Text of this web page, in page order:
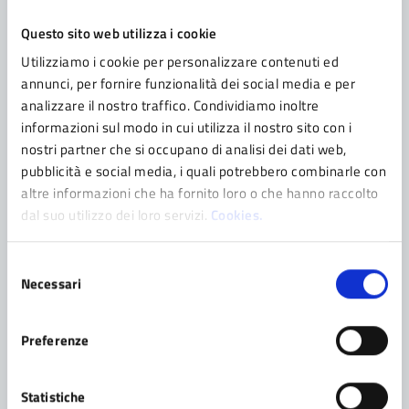
Questo sito web utilizza i cookie
Utilizziamo i cookie per personalizzare contenuti ed
annunci, per fornire funzionalità dei social media e per
analizzare il nostro traffico. Condividiamo inoltre
informazioni sul modo in cui utilizza il nostro sito con i
nostri partner che si occupano di analisi dei dati web,
pubblicità e social media, i quali potrebbero combinarle con
altre informazioni che ha fornito loro o che hanno raccolto
dal suo utilizzo dei loro servizi. Cookies.
delNecessari
Preferenze
Statistiche
Ad aprile al via i lavori di
rigenerazione per la Pineta di mezzo
e Pineta bassa
Come illustrato nel corso dell‘incontro pubblico del 25
febbraio scorso, nel mese di Aprile 2026 avranno inizio
i lavori di Rigenerazione per la Pineta di Mezzo e Pineta
Bassa situata tra SS12 (Via Marchiani) e Via Giardini.
L’intervento prevede: La piantumazione di circa 155
Categoria:
COMUNICATO
Controlli sul corretto utilizzo delle